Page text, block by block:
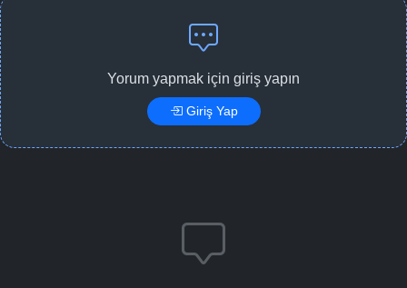
Yorum yapmak için giriş yapın
Giriş Yap